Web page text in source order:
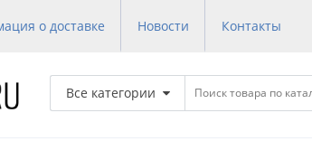
о доставке Новости Контакты
Все категории